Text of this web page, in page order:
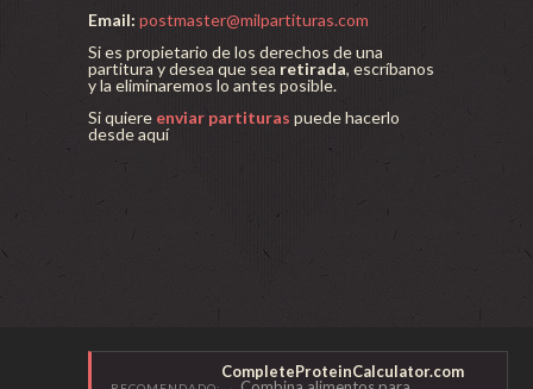
Email: postmaster@milpartituras.com
Si es propietario de los derechos de una
partitura y desea que sea retirada, escríbanos
y la eliminaremos lo antes posible.
Si quiere enviar partituras puede hacerlo
desde aquí
CompleteProteinCalculator.com